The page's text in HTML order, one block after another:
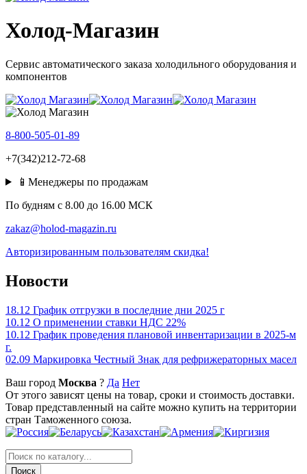
Холод-Магазин
Сервис автоматического заказа холодильного оборудования и
компонентов
8-800-505-01-89
+7(342)212-72-68
📱Менеджеры по продажам
По будням c 8.00 до 16.00 МСК
zakaz@holod-magazin.ru
Авторизированным пользователям скидка!
Новости
18.12 График отгрузки в последние дни 2025 г
10.12 О применении ставки НДС 22%
10.12 График проведения плановой инвентаризации в 2025-м
г.
02.09 Маркировка Честный Знак для рефрижераторных масел
Ваш город Москва ? Да Нет
От этого зависят цены на товар, сроки и стоимость доставки.
Товар представленный на сайте можно купить на территории
стран Таможенного союза.